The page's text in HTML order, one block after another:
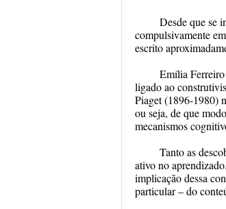
Desde que se
compulsivamente
escrito
Emília Ferreiro
ligado ao
Piaget (1896-1980)
ou seja, de que
mecanismos
Tanto as
ativo no
implicação dessa
particular – do